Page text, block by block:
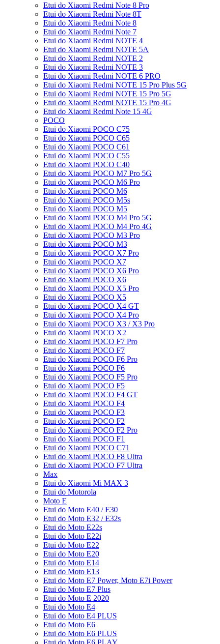
Etui do Xiaomi Redmi Note 8 Pro
Etui do Xiaomi Redmi Note 8T
Etui do Xiaomi Redmi Note 8
Etui do Xiaomi Redmi Note 7
Etui do Xiaomi Redmi NOTE 4
Etui do Xiaomi Redmi NOTE 5A
Etui do Xiaomi Redmi NOTE 2
Etui do Xiaomi Redmi NOTE 3
Etui do Xiaomi Redmi NOTE 6 PRO
Etui do Xiaomi Redmi NOTE 15 Pro Plus 5G
Etui do Xiaomi Redmi NOTE 15 Pro 5G
Etui do Xiaomi Redmi NOTE 15 Pro 4G
Etui do Xiaomi Redmi Note 15 4G
POCO
Etui do Xiaomi POCO C75
Etui do Xiaomi POCO C65
Etui do Xiaomi POCO C61
Etui do Xiaomi POCO C55
Etui do Xiaomi POCO C40
Etui do Xiaomi POCO M7 Pro 5G
Etui do Xiaomi POCO M6 Pro
Etui do Xiaomi POCO M6
Etui do Xiaomi POCO M5s
Etui do Xiaomi POCO M5
Etui do Xiaomi POCO M4 Pro 5G
Etui do Xiaomi POCO M4 Pro 4G
Etui do Xiaomi POCO M3 Pro
Etui do Xiaomi POCO M3
Etui do Xiaomi POCO X7 Pro
Etui do Xiaomi POCO X7
Etui do Xiaomi POCO X6 Pro
Etui do Xiaomi POCO X6
Etui do Xiaomi POCO X5 Pro
Etui do Xiaomi POCO X5
Etui do Xiaomi POCO X4 GT
Etui do Xiaomi POCO X4 Pro
Etui do Xiaomi POCO X3 / X3 Pro
Etui do Xiaomi POCO X2
Etui do Xiaomi POCO F7 Pro
Etui do Xiaomi POCO F7
Etui do Xiaomi POCO F6 Pro
Etui do Xiaomi POCO F6
Etui do Xiaomi POCO F5 Pro
Etui do Xiaomi POCO F5
Etui do Xiaomi POCO F4 GT
Etui do Xiaomi POCO F4
Etui do Xiaomi POCO F3
Etui do Xiaomi POCO F2
Etui do Xiaomi POCO F2 Pro
Etui do Xiaomi POCO F1
Etui do Xiaomi POCO C71
Etui do Xiaomi POCO F8 Ultra
Etui do Xiaomi POCO F7 Ultra
Max
Etui do Xiaomi Mi MAX 3
Etui do Motorola
Moto E
Etui do Moto E40 / E30
Etui do Moto E32 / E32s
Etui do Moto E22s
Etui do Moto E22i
Etui do Moto E22
Etui do Moto E20
Etui do Moto E14
Etui do Moto E13
Etui do Moto E7 Power, Moto E7i Power
Etui do Moto E7 Plus
Etui do Moto E 2020
Etui do Moto E4
Etui do Moto E4 PLUS
Etui do Moto E6
Etui do Moto E6 PLUS
Etui do Moto E6 PLAY